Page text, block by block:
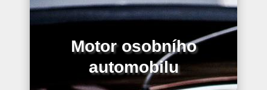
Motor osobního
automobilu